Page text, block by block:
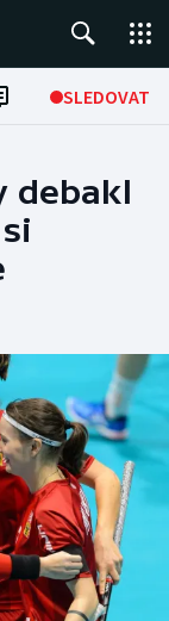
SLEDOVAT
debakl